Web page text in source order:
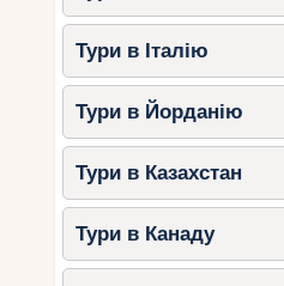
Тури в Італію
Тури в Йорданію
Тури в Казахстан
Тури в Канаду